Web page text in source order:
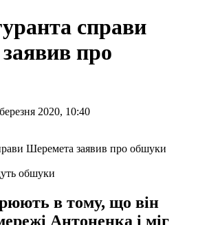
справи
про
2020, 10:40
обшуки
в тому, що він
Антоненка і міг